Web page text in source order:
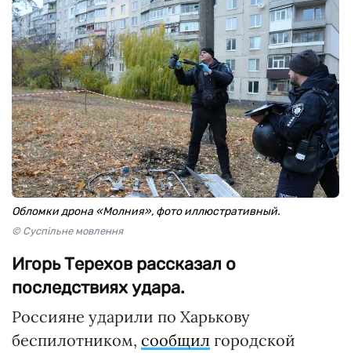
Обломки дрона «Молния», фото иллюстративный.
© Суспільне мовлення
Игорь Терехов рассказал о
последствиях удара.
Россияне ударили по Харькову
беспилотником, сообщил городской